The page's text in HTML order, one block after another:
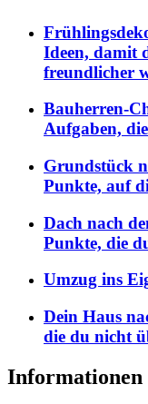
Ideen, damit
freundlicher
Bauherren-
Aufgaben,
Grundstück
Punkte, auf
Dach nach
Punkte, die
Umzug ins
Dein Haus
die du nicht
Informationen